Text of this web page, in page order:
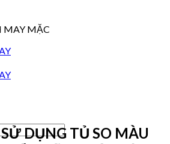
MẶC
DỤNG TỦ SO MÀU